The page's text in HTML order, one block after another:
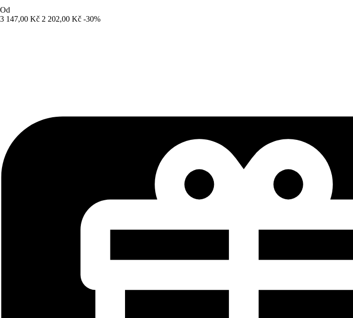
Od
3 147,00 Kč 2 202,00 Kč -30%